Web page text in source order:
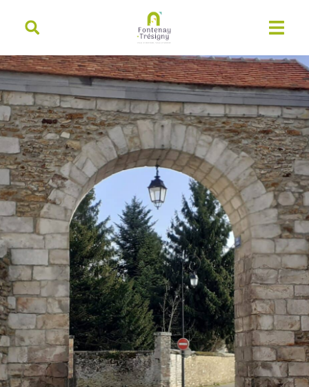
principal